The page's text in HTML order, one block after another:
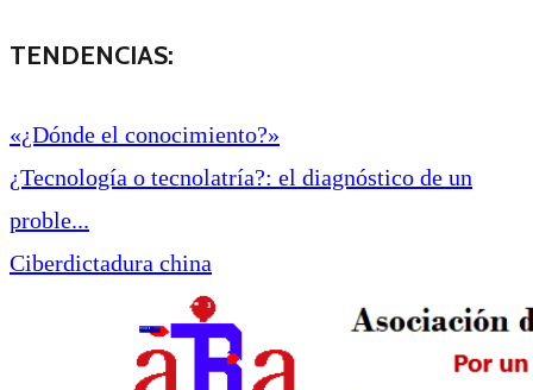
TENDENCIAS:
«¿Dónde el conocimiento?»
¿Tecnología o tecnolatría?: el diagnóstico de un
proble...
Ciberdictadura china